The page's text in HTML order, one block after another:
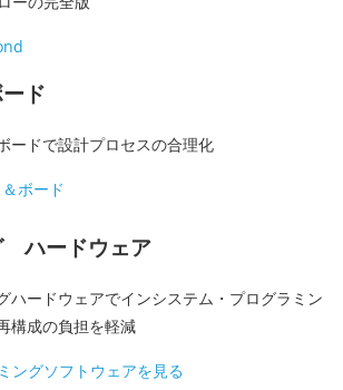
ド
ードで設計プロセスの合理化
ボード
ハードウェア
ハードウェアでインシステム・プログラミン
構成の負担を軽減
ングソフトウェアを見る